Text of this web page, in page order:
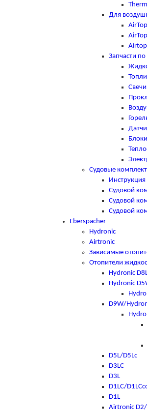
Для
Запчасти
Судовые
Судовой
Судовой
Судовой
Eberspacher
Hydronic
Airtronic
Зависимые
Отопители
Hydronic
Hydronic
D9W/
D5L/D5Lc
D3LC
D3L
D1LC/
D1L
Airtronic